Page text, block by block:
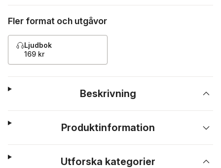
Fler format och utgåvor
Ljudbok
169 kr
Beskrivning
Produktinformation
Utforska kategorier